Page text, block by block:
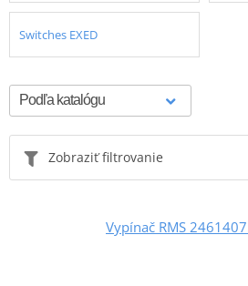
Switches EXED
Zobraziť filtrovanie
Vypínač RMS